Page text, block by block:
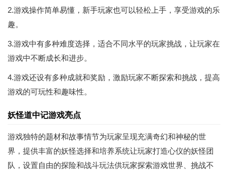
2.游戏操作简单易懂，新手玩家也可以轻松上手，享受游戏的乐
趣。
3.游戏中有多种难度选择，适合不同水平的玩家挑战，让玩家在
游戏中不断成长和进步。
4.游戏还设有多种成就和奖励，激励玩家不断探索和挑战，提高
游戏的可玩性和趣味性。
妖怪道中记游戏亮点
游戏独特的题材和故事情节为玩家呈现充满奇幻和神秘的世
界，提供丰富的妖怪选择和培养系统让玩家打造心仪的妖怪团
队，设置自由的探险和战斗玩法供玩家探索游戏世界、挑战不